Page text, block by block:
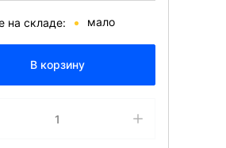
на складе: мало
В корзину